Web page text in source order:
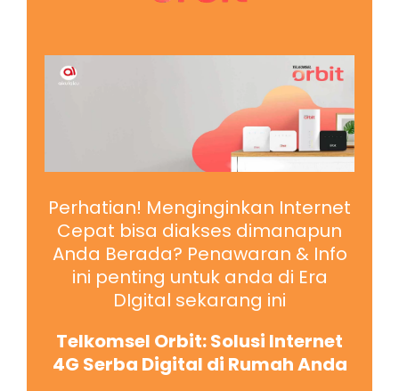
Perhatian! Menginginkan Internet
Cepat bisa diakses dimanapun
Anda Berada? Penawaran & Info
ini penting untuk anda di Era
DIgital sekarang ini
Telkomsel Orbit: Solusi Internet
4G Serba Digital di Rumah Anda